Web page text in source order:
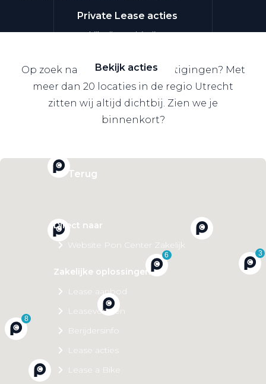
Private Lease acties
Bekijk alle aanbiedingen
Bekijk acties
Terug
Direct naar
Website Pon Center Zakelijk
Zakelijke oplossingen
Lease aanbod
Leasevormen
Berijdersinfo
Lease acties
Lease a Bike
Op zoek naar een van onze vestigingen? Met
meer dan 20 locaties in de regio Utrecht
zitten wij altijd dichtbij. Zien we je
binnenkort?
6 3
8